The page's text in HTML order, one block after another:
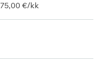
75,00 €/kk